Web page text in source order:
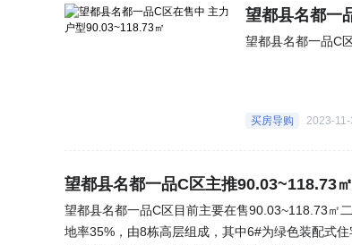
望都县名都一
望都县名都一品C
买房导购 2023-
望都县名都一品C区主推90.03~118.73
望都县名都一品C区目前主要在售90.03~118.73㎡
地率35%，由8栋高层组成，其中6#为绿色装配式